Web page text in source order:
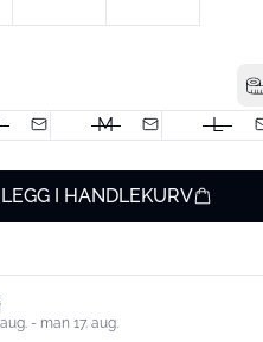
M L
LEGG I HANDLEKURV
- man 17. aug.